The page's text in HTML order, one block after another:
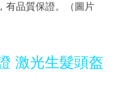
有品質保證。（圖片
激光生髮頭盔